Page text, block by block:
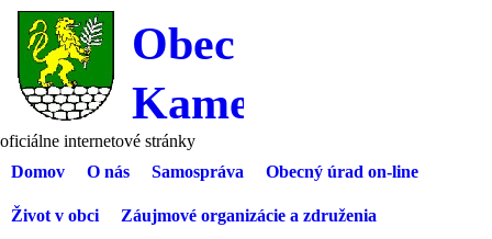
Obec
Kameničany
oficiálne internetové stránky
Primarny MB
Domov O nás Samospráva Obecný úrad on-line
Život v obci Záujmové organizácie a združenia